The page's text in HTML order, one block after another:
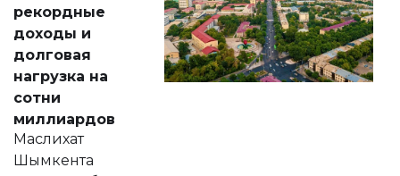
рекордные
доходы и
долговая
нагрузка на
сотни
миллиардов
Маслихат
Шымкента